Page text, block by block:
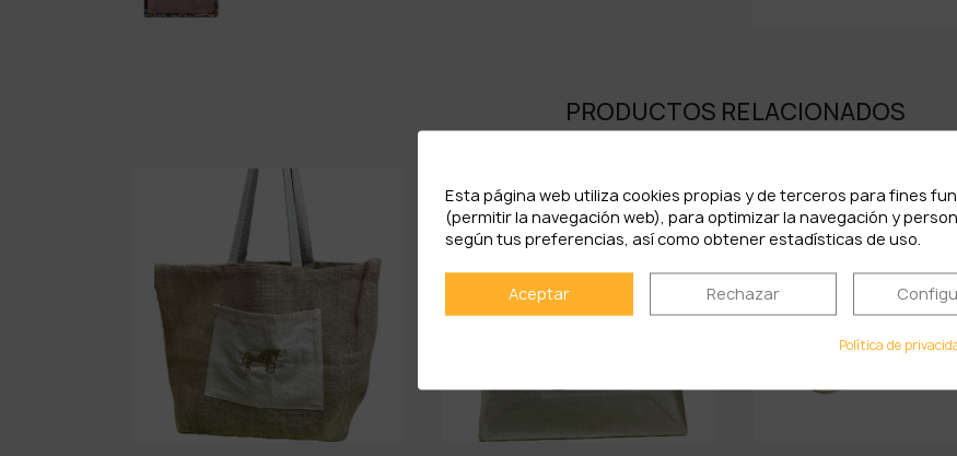
PRODUCTOS RELACIONADOS
Esta página web utiliza cookies propias y de terceros para fines
(permitir la navegación web), para optimizar la navegación y
según tus preferencias, así como obtener estadísticas de uso.
Aceptar Rechazar
Política de